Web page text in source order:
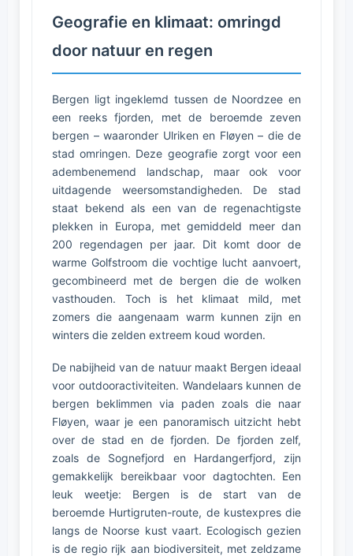
Geografie en klimaat: omringd
door natuur en regen
Bergen ligt ingeklemd tussen de Noordzee en
een reeks fjorden, met de beroemde zeven
bergen – waaronder Ulriken en Fløyen – die de
stad omringen. Deze geografie zorgt voor een
adembenemend landschap, maar ook voor
uitdagende weersomstandigheden. De stad
staat bekend als een van de regenachtigste
plekken in Europa, met gemiddeld meer dan
200 regendagen per jaar. Dit komt door de
warme Golfstroom die vochtige lucht aanvoert,
gecombineerd met de bergen die de wolken
vasthouden. Toch is het klimaat mild, met
zomers die aangenaam warm kunnen zijn en
winters die zelden extreem koud worden.
De nabijheid van de natuur maakt Bergen ideaal
voor outdooractiviteiten. Wandelaars kunnen de
bergen beklimmen via paden zoals die naar
Fløyen, waar je een panoramisch uitzicht hebt
over de stad en de fjorden. De fjorden zelf,
zoals de Sognefjord en Hardangerfjord, zijn
gemakkelijk bereikbaar voor dagtochten. Een
leuk weetje: Bergen is de start van de
beroemde Hurtigruten-route, de kustexpres die
langs de Noorse kust vaart. Ecologisch gezien
is de regio rijk aan biodiversiteit, met zeldzame